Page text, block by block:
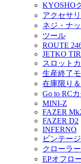
KYOSHO
アクセサ
ネジ・ナッ
ツール
ROUTE
JETKO
スロット
生産終了
在庫限り
Go to RC
MINI-Z
FAZER
FAZER D2
INFERNO
ビンテー
クローラー
EPオフロ